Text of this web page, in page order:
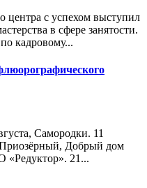
центра с успехом выступил
в сфере занятости.
кадровому...
Самородки. 11
Приозёрный, Добрый дом
«Редуктор». 21...